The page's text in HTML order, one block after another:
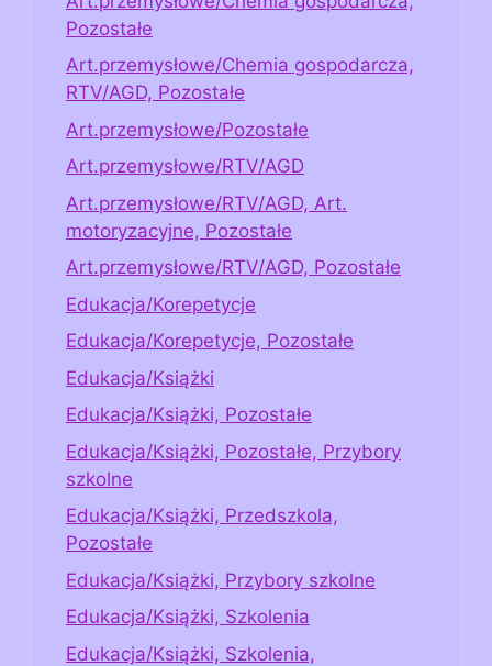
Pozostałe
Art.przemysłowe/Chemia gospodarcza,
RTV/AGD, Pozostałe
Art.przemysłowe/Pozostałe
Art.przemysłowe/RTV/AGD
Art.przemysłowe/RTV/AGD, Art.
motoryzacyjne, Pozostałe
Art.przemysłowe/RTV/AGD, Pozostałe
Edukacja/Korepetycje
Edukacja/Korepetycje, Pozostałe
Edukacja/Książki
Edukacja/Książki, Pozostałe
Edukacja/Książki, Pozostałe, Przybory
szkolne
Edukacja/Książki, Przedszkola,
Pozostałe
Edukacja/Książki, Przybory szkolne
Edukacja/Książki, Szkolenia
Edukacja/Książki, Szkolenia,